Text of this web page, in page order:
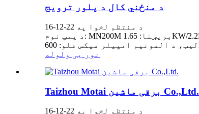
د منځني کال د پلور ترویج
د منتظم لخوا په 22-12-16
د پمپ نوم: MN200M بریښنا: 1.65KW/2.2HP، مشخصات: د کاسټ اوسپنې موټور بدن او د پمپ سر، المونیم تار، 1M کیبل د اروپایی پلګ سره، 2″ انلیټ او آوټ
نور یی ولوله
Taizhou Motai برقی ماشین Co.,Ltd.
د منتظم لخوا په 22-12-16